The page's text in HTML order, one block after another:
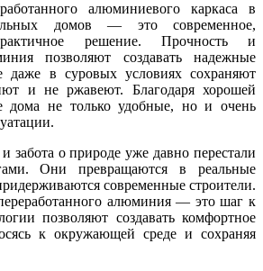
алюминиевого каркаса в
домов — это современное,
решение. Прочность и
позволяют создавать надежные
даже в суровых условиях сохраняют
и не ржавеют. Благодаря хорошей
дома не только удобные, но и очень
забота о природе уже давно перестали
Они превращаются в реальные
современные строители.
алюминия — это шаг к
позволяют создавать комфортное
к окружающей среде и сохраняя